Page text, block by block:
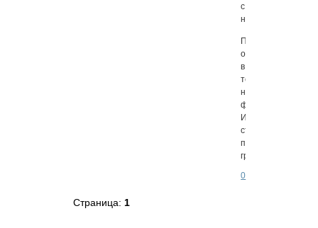
с
ним.
Просьба
оффтопом
в
темах
не
флудить.
И
старайтесь
писать
грамотно.
0
Страница:1